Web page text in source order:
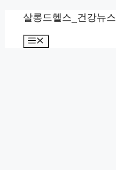
살롱드헬스_건강뉴스
메